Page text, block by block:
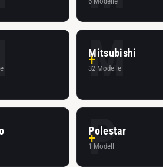
M
Mitsubishi
32 Modelle
P
Polestar
1 Modell